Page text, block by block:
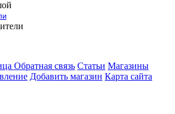
Обратная связь Статьи Магазины
Добавить магазин Карта сайта